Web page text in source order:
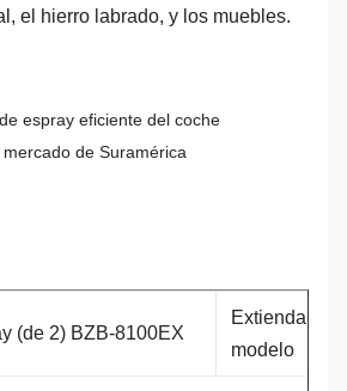
el hierro labrado, y los muebles.
espray eficiente del coche
de Suramérica
(de 2) BZB-8100EX
Extienda el
modelo